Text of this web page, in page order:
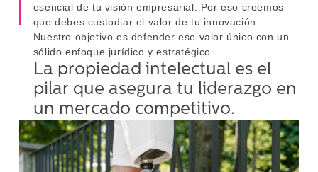
esencial de tu visión empresarial. Por eso creemos
que debes custodiar el valor de tu innovación.
Nuestro objetivo es defender ese valor único con un
sólido enfoque jurídico y estratégico.
La propiedad intelectual es el
pilar que asegura tu liderazgo en
un mercado competitivo.